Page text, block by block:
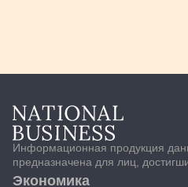
Информационная продукция
предназначена для лиц,
Экономика